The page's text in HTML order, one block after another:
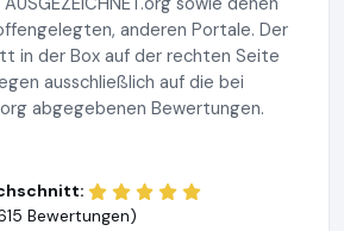
anderen Portale. Der
in der Box auf der rechten Seite
ausschließlich auf die bei
abgegebenen Bewertungen.
Bewertungen)